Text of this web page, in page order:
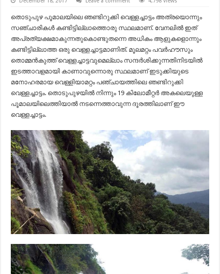
തൊടുപുഴ പൂമാലയിലെ ഞണ്ടിറുക്കി വെള്ളച്ചാട്ടം അത്രയൊന്നും
സഞ്ചാരികൾ കണ്ടിട്ടില്ലാത്തൊരു സ്ഥലമാണ്. വേനലില്‍ ഇത്
അപ്രത്യക്ഷമാകുന്നതുകൊണ്ടുതന്നെ അധികം ആളുകളൊന്നും
കണ്ടിട്ടില്ലാത്ത ഒരു വെള്ളച്ചാട്ടമാണിത്. മൂലമറ്റം പവര്‍ഹൗസും
തൊമ്മന്‍കുത്ത് വെള്ളച്ചാട്ടവുമെല്ലാം സന്ദര്‍ശിക്കുന്നതിനിടയില്‍
ഇടത്താവളമായി കാണാവുന്നൊരു സ്ഥലമാണ് ഇടുക്കിയുടെ
മനോഹരമായ വെള്ളിയാമറ്റം പഞ്ചായത്തിലെ ഞണ്ടിറുക്കി
വെള്ളച്ചാട്ടം. തൊടുപുഴയില്‍ നിന്നും 19 കിലോമീറ്റര്‍ അകലെയുള്ള
പൂമാലയിലെത്തിയാല്‍ നടന്നെത്താവുന്ന ദൂരത്തിലാണ് ഈ
വെള്ളച്ചാട്ടം.